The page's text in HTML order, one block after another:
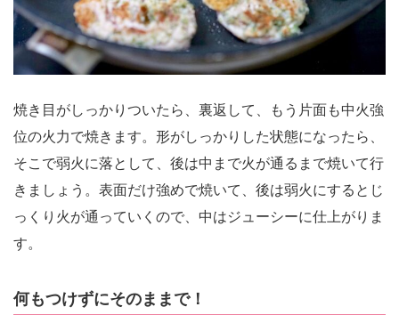
焼き目がしっかりついたら、裏返して、もう片面も中火強
位の火力で焼きます。形がしっかりした状態になったら、
そこで弱火に落として、後は中まで火が通るまで焼いて行
きましょう。表面だけ強めで焼いて、後は弱火にするとじ
っくり火が通っていくので、中はジューシーに仕上がりま
す。
何もつけずにそのままで！